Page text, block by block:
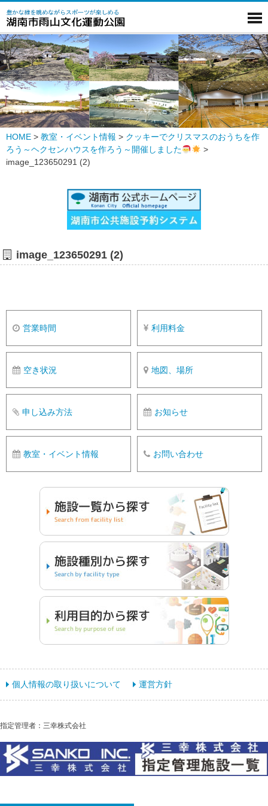
HOME > 教室・イベント情報 > クッキーでクリスマスのおうちを作
ろう～ヘクセンハウスを作ろう～開催しました
>
image_123650291 (2)
image_123650291 (2)
営業時間 利用料金
空き状況 地図、場所
申し込み方法 お知らせ
教室・イベント情報 お問い合わせ
個人情報の取り扱いについて 運営方針
指定管理者：三幸株式会社